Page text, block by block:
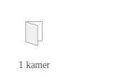
1 kamer